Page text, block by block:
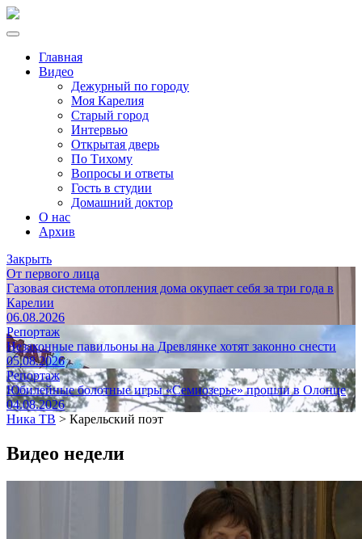
Главная
Видео
Дежурный по городу
Моя Карелия
Старый город
Интервью
Открытая дверь
По Тихому
Вопросы и ответы
Гость в студии
Домашний доктор
О нас
Архив
Закрыть
От первого лица
Газовая система отопления дома окупает себя за три года в
Карелии
06.08.2026
Репортаж
Незаконные павильоны на Древлянке хотят законно снести
05.08.2026
Репортаж
Юбилейные болотные игры «Семиозерье» прошли в Олонце
04.08.2026
Ника ТВ > Карельский поэт
Видео недели